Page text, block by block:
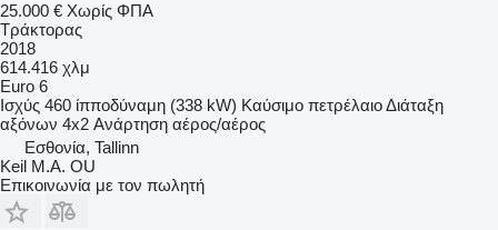
25.000 € Χωρίς ΦΠΑ
Τράκτορας
2018
614.416 χλμ
Euro 6
Ισχύς 460 ίπποδύναμη (338 kW) Καύσιμο πετρέλαιοΔιάταξη
αξόνων 4x2 Ανάρτηση αέρος/αέρος
Εσθονία, Tallinn
Keil M.A. OU
Επικοινωνία με τον πωλητή